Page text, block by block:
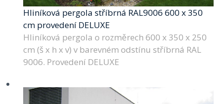
Hliníková pergola stříbrná RAL9006 600 x 350
cm provedení DELUXE
Hliníková pergola o rozměrech 600 x 350 x 250
cm (š x h x v) v barevném odstínu stříbrná RAL
9006. Provedení DELUXE